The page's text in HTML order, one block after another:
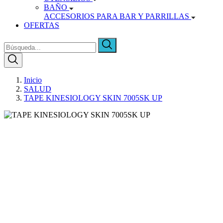
BAÑO
ACCESORIOS PARA BAR Y PARRILLAS
OFERTAS
Inicio
SALUD
TAPE KINESIOLOGY SKIN 7005SK UP